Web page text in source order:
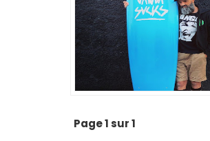
Page 1 sur 1